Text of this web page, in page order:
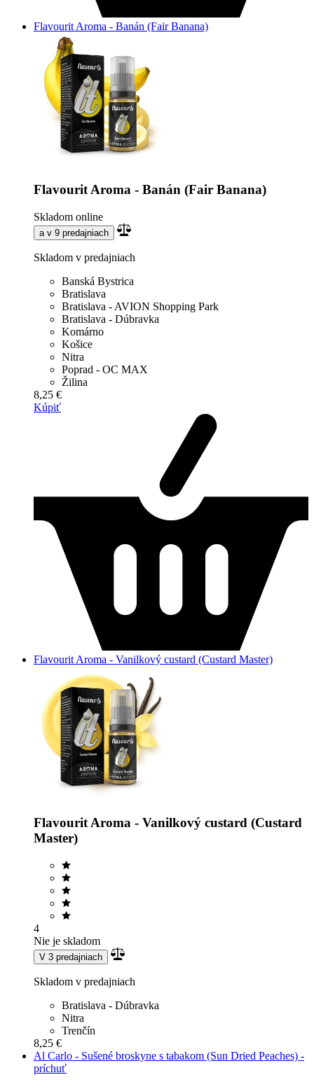
Flavourit Aroma - Banán (Fair Banana)
Flavourit Aroma - Banán (Fair Banana)
Skladom online
a v 9 predajniach
Skladom v predajniach
Banská Bystrica
Bratislava
Bratislava - AVION Shopping Park
Bratislava - Dúbravka
Komárno
Košice
Nitra
Poprad - OC MAX
Žilina
8,25 €
Kúpiť
Flavourit Aroma - Vanilkový custard (Custard Master)
Flavourit Aroma - Vanilkový custard (Custard
Master)
4
Nie je skladom
V 3 predajniach
Skladom v predajniach
Bratislava - Dúbravka
Nitra
Trenčín
8,25 €
Al Carlo - Sušené broskyne s tabakom (Sun Dried Peaches) -
príchuť